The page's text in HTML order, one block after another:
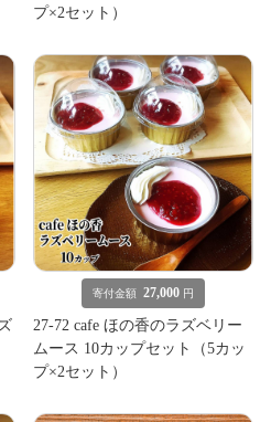
プ×2セット）
寄付金額 27,000 円
27-72 cafe ほの香のラズベリー
ムース 10カップセット（5カッ
プ×2セット）